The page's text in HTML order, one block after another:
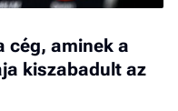
cég, aminek a
kiszabadult az